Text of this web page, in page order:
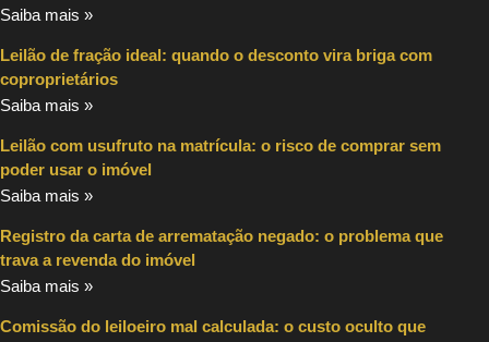
Saiba mais »
Leilão de fração ideal: quando o desconto vira briga com
coproprietários
Saiba mais »
Leilão com usufruto na matrícula: o risco de comprar sem
poder usar o imóvel
Saiba mais »
Registro da carta de arrematação negado: o problema que
trava a revenda do imóvel
Saiba mais »
Comissão do leiloeiro mal calculada: o custo oculto que